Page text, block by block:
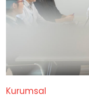
Kurumsal